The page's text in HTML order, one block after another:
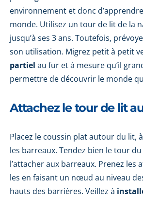
environnement et donc
monde. Utilisez un tour de lit de la
jusqu’à ses 3 ans. Toutefois,
son utilisation. Migrez petit à petit
partiel au fur et à mesure qu’il
permettre de découvrir le monde
Attachez le tour de lit
Placez le coussin plat autour du lit,
les barreaux. Tendez bien le tour
l’attacher aux barreaux. Prenez les
les en faisant un nœud au niveau
hauts des barrières. Veillez à